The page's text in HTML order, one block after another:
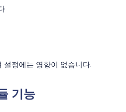
정에는 영향이 없습니다.
기능